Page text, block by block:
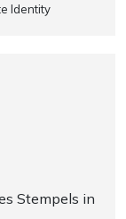
Identity
Stempels in